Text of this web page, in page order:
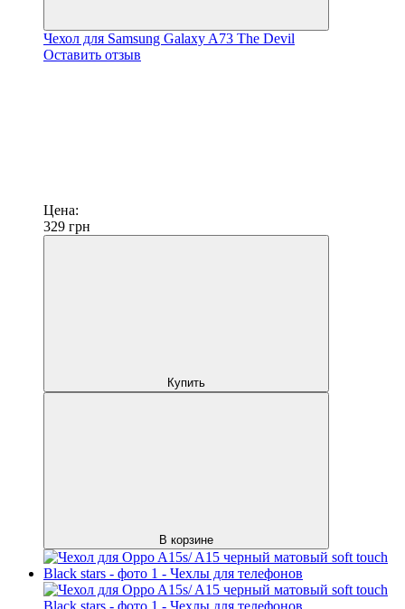
Чехол для Samsung Galaxy A73 The Devil
Оставить отзыв
Цена:
329 грн
Купить
В корзине